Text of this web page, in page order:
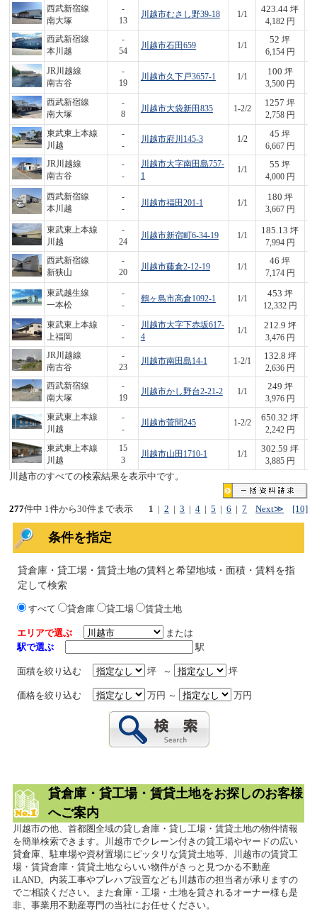
西武新宿線
南大塚
-
13
川越市むさし野39-18 1/1
423.44 坪
4,182 円
西武新宿線
本川越
-
54
川越市石田659 1/1
52 坪
6,154 円
JR川越線
南古谷
-
19
川越市久下戸3657-1 1/1
100 坪
3,500 円
西武新宿線
南大塚
-
8
川越市大袋新田835 1-2/2
1257 坪
2,758 円
東武東上本線
川越
-
-
川越市府川145-3 1/2
45 坪
6,667 円
JR川越線
南古谷
-
-
川越市大字南田島757-
1
1/1
55 坪
4,000 円
西武新宿線
本川越
-
-
川越市福田201-1 1/1
180 坪
3,667 円
東武東上本線
川越
-
24
川越市新宿町6-34-19 1/1
185.13 坪
7,994 円
西武新宿線
新狭山
-
20
川越市藤倉2-12-19 1/1
46 坪
7,174 円
東武越生線
一本松
-
-
鶴ヶ島市高倉1092-1 1/1
453 坪
12,332 円
東武東上本線
上福岡
-
-
川越市大字下赤坂617-
4
1/1
212.9 坪
3,476 円
JR川越線
南古谷
-
23
川越市南田島14-1 1-2/1
132.8 坪
2,636 円
西武新宿線
南大塚
-
19
川越市かし野台2-21-2 1/1
249 坪
3,976 円
東武東上本線
川越
-
-
川越市菅間245 1-2/2
650.32 坪
2,242 円
東武東上本線
川越
15
3
川越市山田1710-1 1/1
302.59 坪
3,885 円
川越市のすべての検索結果を表示中です。
1 |2 |3 |4 |5 |6 |7 Next≫ [10]
277件中 1件から30件まで表示
条件を指定
貸倉庫・貸工場・賃貸土地の賃料と希望地域・面積・賃料を指
定して検索
すべて 貸倉庫 貸工場 賃貸土地
エリアで選ぶ
または
駅で選ぶ
駅
面積を絞り込む 坪 ～ 坪
価格を絞り込む 万円 ～ 万円
貸倉庫・貸工場・賃貸土地をお探しのお客様
へご案内
川越市の他、首都圏全域の貸し倉庫・貸し工場・賃貸土地の物件情報
を簡単検索できます。川越市でクレーン付きの貸工場やヤードの広い
貸倉庫、駐車場や資材置場にピッタリな賃貸土地等、川越市の賃貸工
場・賃貸倉庫・賃貸土地ならいい物件がきっと見つかる不動産
iLAND。内装工事やプレハブ設置なども川越市の担当者が承りますの
でご相談ください。また倉庫・工場・土地を貸されるオーナー様も是
非、事業用不動産専門の当社にお任せください。